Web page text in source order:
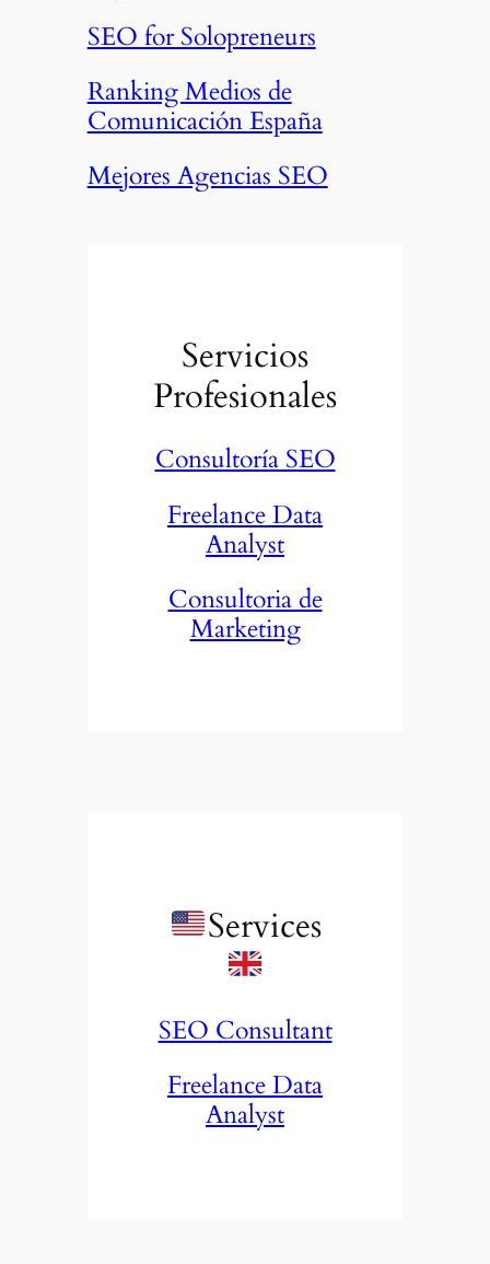
SEO for Solopreneurs
Ranking Medios de
Comunicación España
Mejores Agencias SEO
Servicios
Profesionales
Consultoría SEO
Freelance Data
Analyst
Consultoria de
Marketing
Services
SEO Consultant
Freelance Data
Analyst